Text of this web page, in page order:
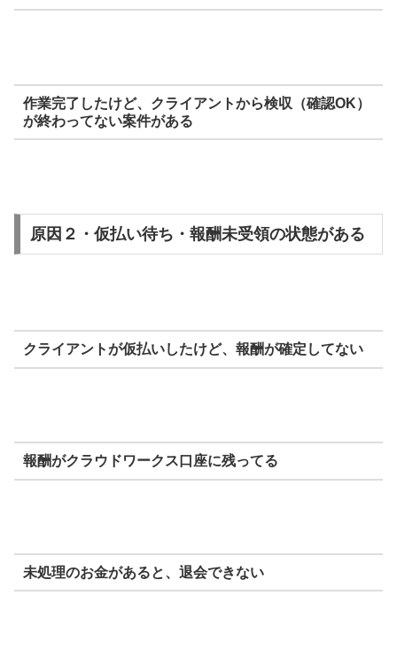
作業完了したけど、クライアントから検収（確認OK）
が終わってない案件がある
原因２・仮払い待ち・報酬未受領の状態がある
クライアントが仮払いしたけど、報酬が確定してない
報酬がクラウドワークス口座に残ってる
未処理のお金があると、退会できない